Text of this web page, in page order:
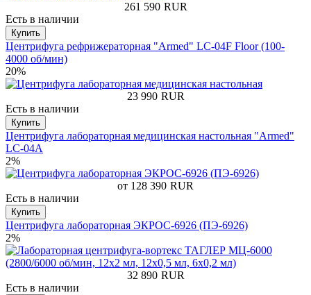
261 590 RUR
Есть в наличии
Купить
Центрифуга рефрижераторная "Armed" LC-04F Floor (100-
4000 об/мин)
20%
23 990 RUR
Есть в наличии
Купить
Центрифуга лабораторная медицинская настольная "Armed"
LC-04A
2%
от 128 390 RUR
Есть в наличии
Купить
Центрифуга лабораторная ЭКРОС-6926 (ПЭ-6926)
2%
32 890 RUR
Есть в наличии